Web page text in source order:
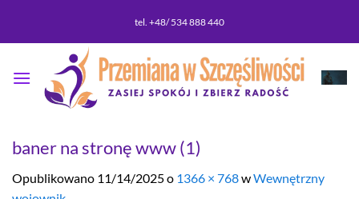
tel. +48/ 534 888 440
baner na stronę www (1)
Opublikowano 11/14/2025o 1366 × 768wWewnętrzny